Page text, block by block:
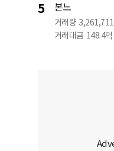
5 본느
거래량 3,261,711
거래대금 148.4억